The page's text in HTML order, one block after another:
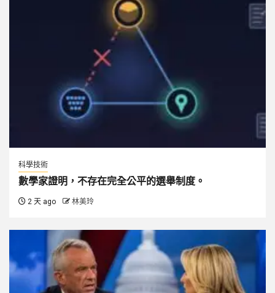
科學技術
數學家證明，不存在完全公平的選舉制度。
2 天 ago 林美玲